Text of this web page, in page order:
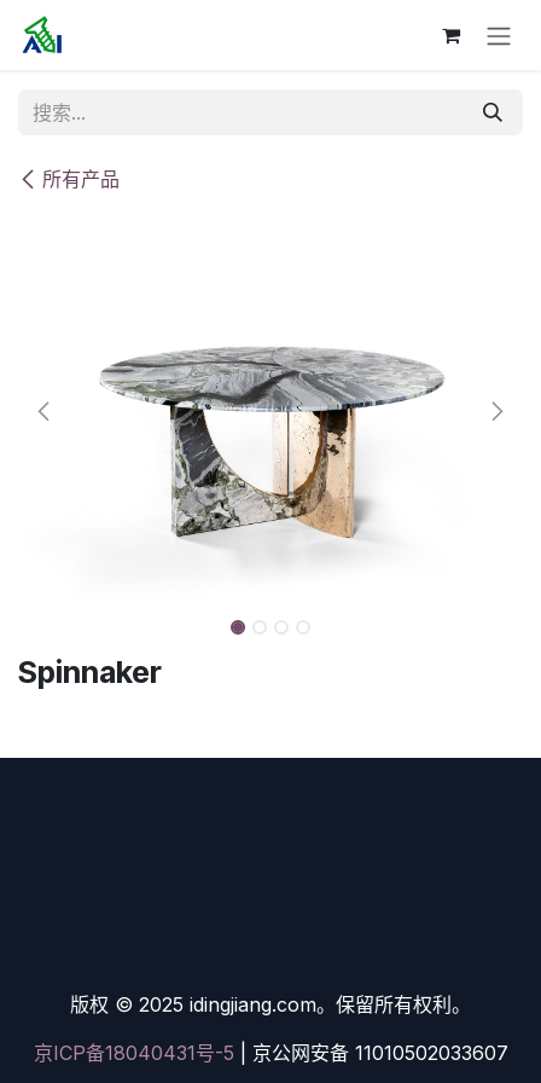
跳至内容
所有产品
Spinnaker
版权 © 2025 idingjiang.com。保留所有权利。
京ICP备18040431号-5 | 京公网安备 11010502033607